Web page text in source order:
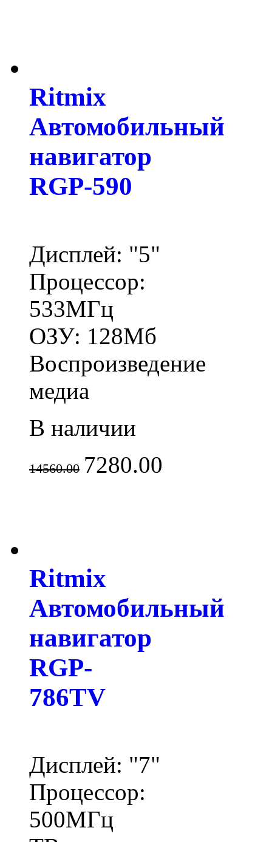
Ritmix
Автомобильный
навигатор
RGP-590
Дисплей: "5"
Процессор:
533МГц
ОЗУ: 128Мб
Воспроизведение
медиа
В наличии
14560.00 7280.00
Ritmix
Автомобильный
навигатор
RGP-
786TV
Дисплей: "7"
Процессор:
500МГц